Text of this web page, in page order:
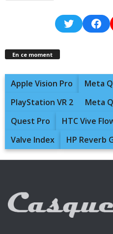
Twitter
En ce moment
Apple Vision Pro
Meta
PlayStation VR 2
Meta
Quest Pro
HTC Vive
Valve Index
HP Reverb